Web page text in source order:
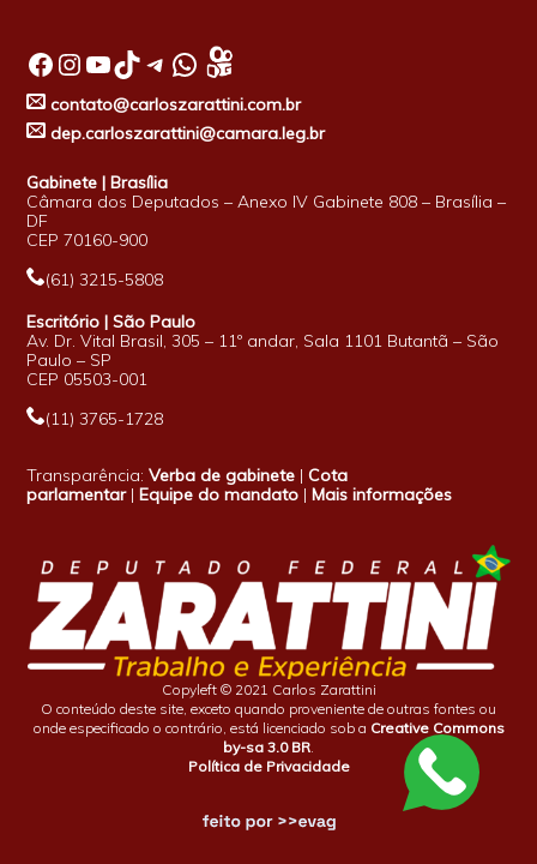
Facebook InstagramYoutube TikTok Telegram WhatsApp
contato@carloszarattini.com.br
dep.carloszarattini@camara.leg.br
Gabinete | Brasília
Câmara dos Deputados – Anexo IV Gabinete 808 – Brasília –
DF
CEP 70160-900
(61) 3215-5808
Escritório | São Paulo
Av. Dr. Vital Brasil, 305 – 11º andar, Sala 1101 Butantã – São
Paulo – SP
CEP 05503-001
(11) 3765-1728
Transparência:Verba de gabinete |Cota
parlamentar|Equipe do mandato |Mais informações
Copyleft © 2021 Carlos Zarattini
O conteúdo deste site, exceto quando proveniente de outras fontes ou
onde especificado o contrário, está licenciado sob a Creative Commons
by-sa 3.0 BR
Política de Privacidade